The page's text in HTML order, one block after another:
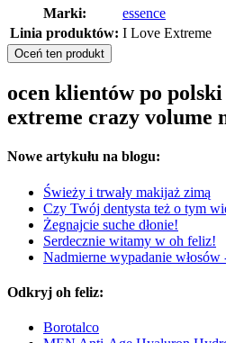
Marki:
essence
Linia produktów: I Love Extreme
Oceń ten produkt
ocen klientów po polski
extreme crazy volume
Nowe artykułu na blogu:
Świeży i trwały makijaż zimą
Czy Twój dentysta też o tym
Żegnajcie suche dłonie!
Serdecznie witamy w oh feliz!
Nadmierne wypadanie
Odkryj oh feliz:
Borotalco